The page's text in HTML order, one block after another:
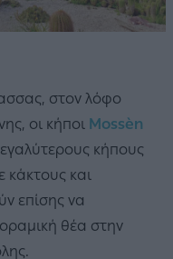
στον λόφο
οι κήποι Mossèn
κήπους
κάκτους και
επίσης να
θέα στην